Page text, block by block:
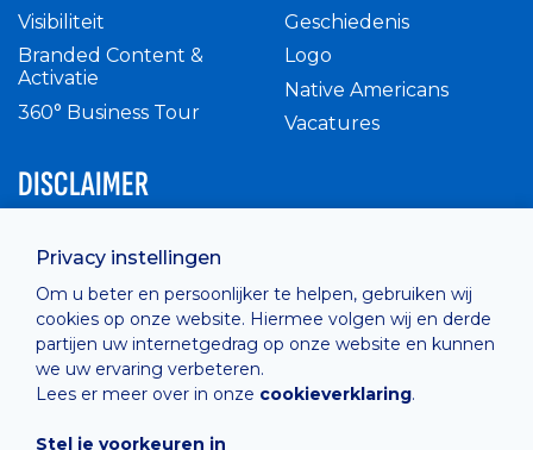
Privacy instellingen
Om u beter en persoonlijker te helpen, gebruiken wij
cookies op onze website. Hiermee volgen wij en derde
partijen uw internetgedrag op onze website en kunnen
we uw ervaring verbeteren.
Lees er meer over in onze cookieverklaring.
Stel je voorkeuren in
Visibiliteit
Branded Content &
Activatie
360° Business Tour
Geschiedenis
Logo
Native Americans
Vacatures
DISCLAIMER
Privacy Policy
Cashless
verkoopsvoorwaarden
Cookie Policy